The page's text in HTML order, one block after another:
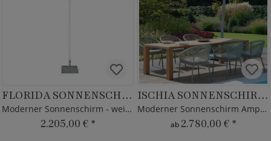
FLORIDA SONNENSCHIRM
Moderner Sonnenschirm - weiß - Alu Rahmen
2.205,00 € *
ISCHIA SONNENSCHIRM SILVER
Moderner Sonnenschirm Ampelschirm - Borek
ab2.780,00 € *